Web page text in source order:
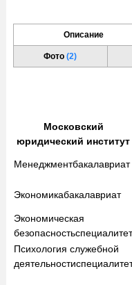
Описание
Фото(2)
Московский
юридический институт
Менеджментбакалавриат
Экономикабакалавриат
Экономическая
безопасностьспециалитет
Психология служебной
деятельности